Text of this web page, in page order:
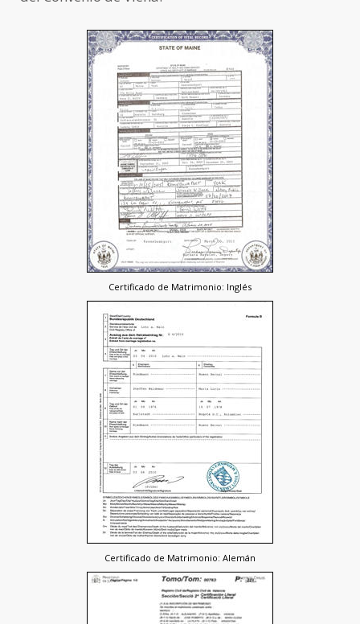
Certificado de Matrimonio: Inglés
Certificado de Matrimonio: Alemán